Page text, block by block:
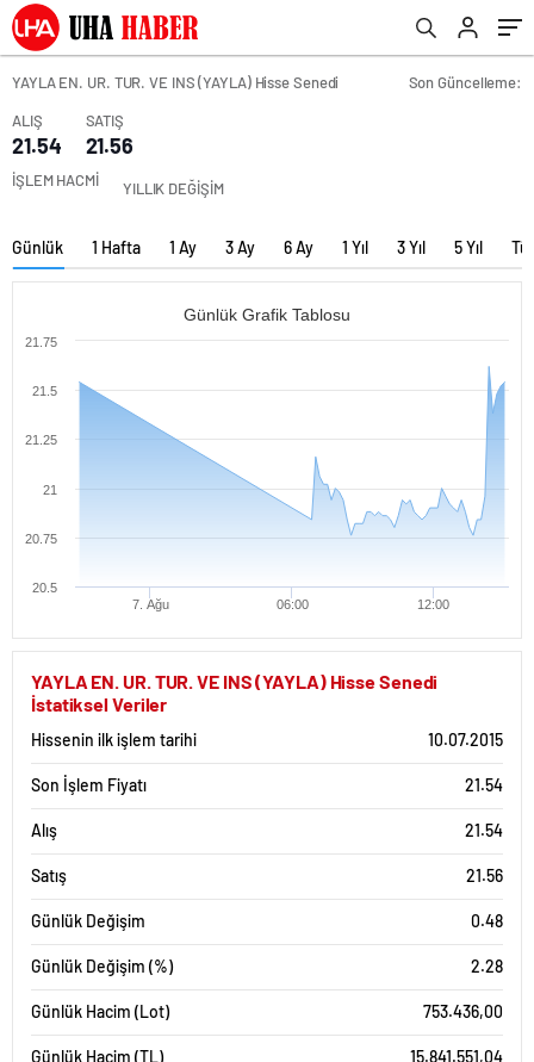
YAYLA EN. UR. TUR. VE INS (YAYLA) Hisse Senedi
Son Güncelleme:
ALIŞ
21.54
SATIŞ
21.56
İŞLEM HACMİ YILLIK DEĞİŞİM
Günlük 1 Hafta 1 Ay 3 Ay 6 Ay 1 Yıl 3 Yıl 5 Yıl
Günlük Grafik Tablosu
7. Ağu 12:00
06:00
20.5
20.75
21
21.25
21.5
21.75
YAYLA EN. UR. TUR. VE INS (YAYLA) Hisse Senedi
İstatiksel Veriler
Hissenin ilk işlem tarihi 10.07.2015
Son İşlem Fiyatı 21.54
Alış 21.54
Satış 21.56
Günlük Değişim 0.48
Günlük Değişim (%) 2.28
Günlük Hacim (Lot) 753.436,00
Günlük Hacim (TL) 15.841.551,04